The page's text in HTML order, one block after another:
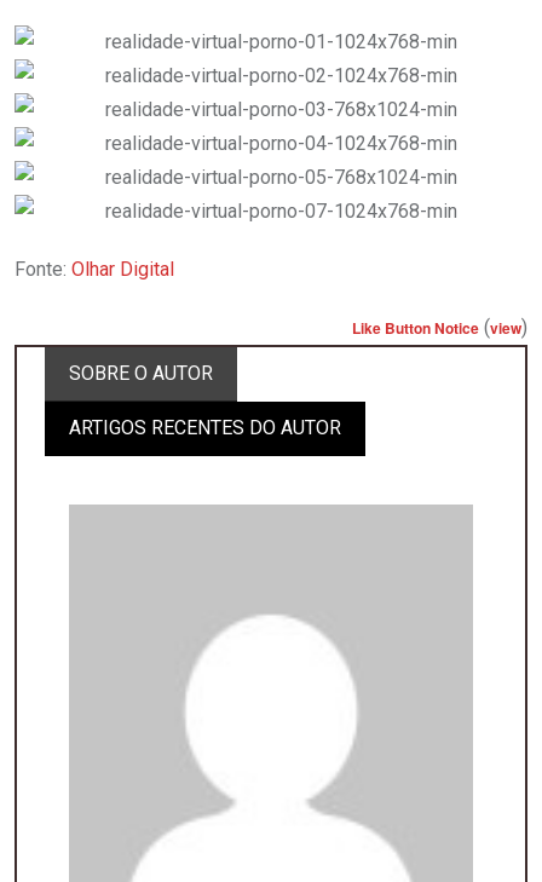
Fonte: Olhar Digital
Like Button Notice (view)
SOBRE O AUTOR
ARTIGOS RECENTES DO AUTOR